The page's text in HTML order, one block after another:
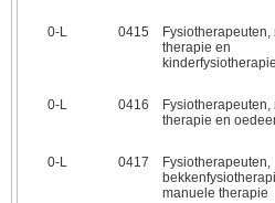
0‑L 0415
Fysiotherapeuten,
therapie en
kinderfysiotherapie
0‑L 0416
Fysiotherapeuten,
therapie en
0‑L 0417
Fysiotherapeuten,
manuele therapie